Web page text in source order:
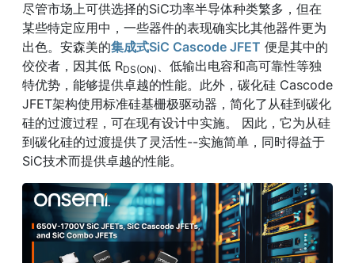
尽管市场上可供选择的SiC功率半导体种类繁多，但在
某些特定应用中，一些器件的表现确实比其他器件更为
出色。安森美的集成式SiC Cascode JFET 便是其中的
佼佼者，因其低 RDS(ON) 、低输出电容和高可靠性等独
特优势，能够提供卓越的性能。此外，碳化硅 Cascode
JFET架构使用标准硅基栅极驱动器，简化了从硅到碳化
硅的过渡过程，可在现有设计中实施。 因此，它为从硅
到碳化硅的过渡提供了灵活性--实施简单，同时得益于
SiC技术而提供卓越的性能。